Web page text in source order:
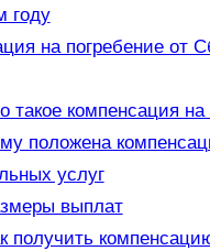
году
на погребение от
такое компенсация на
положена
услуг
выплат
получить